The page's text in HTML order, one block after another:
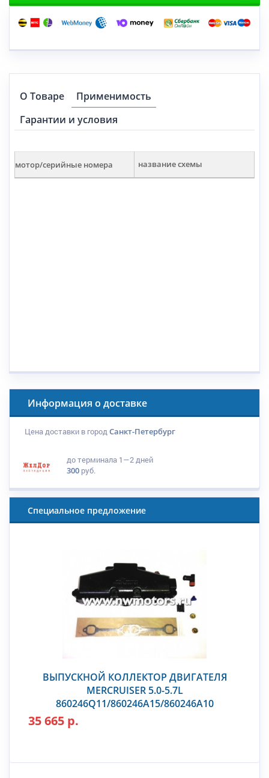
О Товаре
Применимость
Гарантии и условия
мотор/серийные номера название схемы
Информация о доставке
Цена доставки в городСанкт-Петербург
до терминала 1—2 дней
300 руб.
Специальное предложение
ВЫПУСКНОЙ КОЛЛЕКТОР ДВИГАТЕЛЯ
MERCRUISER 5.0-5.7L
860246Q11/860246A15/860246A10
35 665 р.